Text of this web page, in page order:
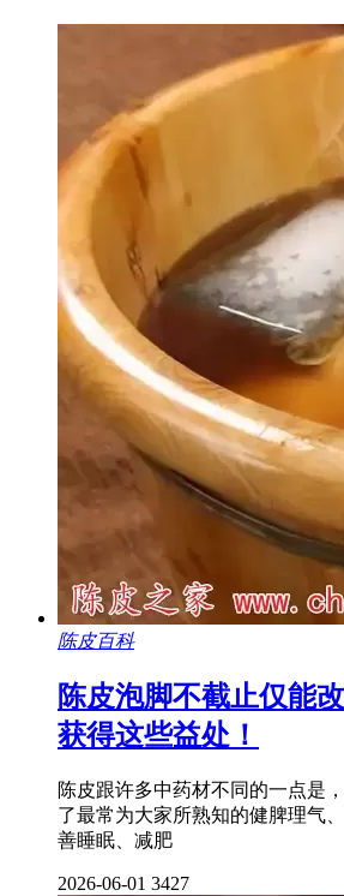
陈皮百科
陈皮泡脚不截止仅能
获得这些益处！
陈皮跟许多中药材不同的一点是
了最常为大家所熟知的健脾理气
善睡眠、减肥
2026-06-01 3427